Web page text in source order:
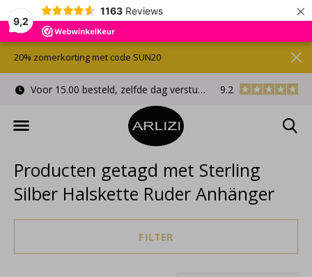
9,2
1163 Reviews ×
Voor 15.00 besteld, zelfde dag verstuurd Gratis
9.2
20% zomerkorting met code SUN20
Producten getagd met Sterling
Silber Halskette Ruder Anhänger
FILTER